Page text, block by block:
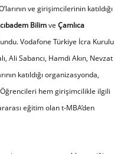
ve girişimcilerinin katıldığı
Bilimve Çamlıca
Vodafone Türkiye İcra Kurulu
Ali Sabancı, Hamdi Akın, Nevzat
katıldığı organizasyonda,
hem girişimcilikle ilgili
eğitim olan t-MBA’den